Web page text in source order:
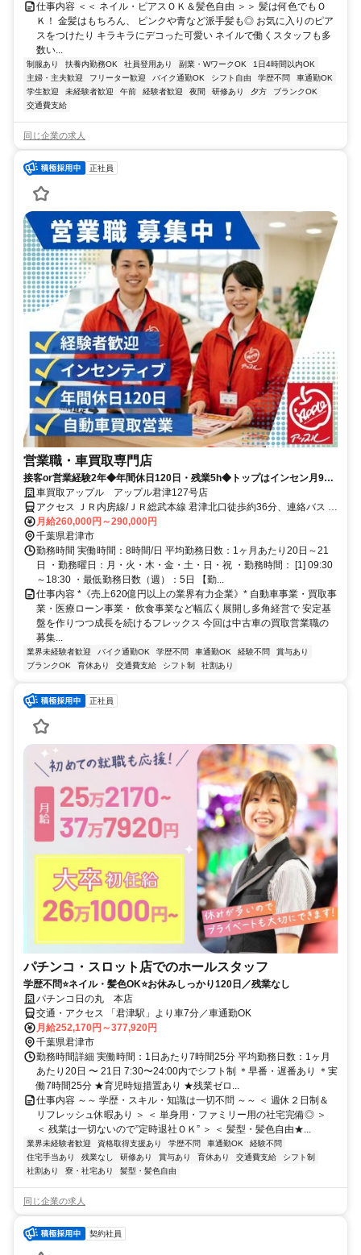
仕事内容 ＜＜ ネイル・ピアスＯＫ＆髪色自由 ＞＞ 髪は何色でもＯ
Ｋ！ 金髪はもちろん、 ピンクや青など派手髪も◎ お気に入りのピア
スをつけたり キラキラにデコった可愛い ネイルで働くスタッフも多
数い...
制服あり 扶養内勤務OK 社員登用あり 副業・WワークOK
1日4時間以内OK
主婦・主夫歓迎
フリーター歓迎 バイク通勤OK シフト自由 学歴不問
車通勤OK
学生歓迎
未経験者歓迎 午前 経験者歓迎 夜間 研修あり 夕方
ブランクOK
交通費支給
同じ企業の求人
正社員
営業職・車買取専門店
接客or営業経験2年◆年間休日120日・残業5h◆トップはインセン月90
万円◆100%反響型◆飛込みテレアポノルマなし
車買取アップル アップル君津127号店
アクセス ＪＲ内房線/ＪＲ総武本線 君津北口徒歩約36分、連絡バス 君
津北口徒歩約37分
月給260,000円～290,000円
千葉県君津市
勤務時間 実働時間：8時間/日 平均勤務日数：1ヶ月あたり20日～21
日 ・勤務曜日：月・火・木・金・土・日・祝 ・勤務時間： [1] 09:30
～18:30 ・最低勤務日数（週）：5日 【勤...
仕事内容 *《売上620億円以上の業界有力企業》* 自動車事業・買取事
業・医療ローン事業・ 飲食事業など幅広く展開し多角経営で 安定基
盤を作りつつ成長を続けるフレックス 今回は中古車の買取営業職の
募集...
業界未経験者歓迎 バイク通勤OK 学歴不問 車通勤OK 経験不問
賞与あり
ブランクOK
育休あり 交通費支給 シフト制 社割あり
正社員
パチンコ・スロット店でのホールスタッフ
学歴不問⭐ネイル・髪色OK⭐お休みしっかり120日／残業なし
パチンコ日の丸 本店
交通・アクセス 「君津駅」より車7分／車通勤OK
月給252,170円～377,920円
千葉県君津市
勤務時間詳細 実働時間：1日あたり7時間25分 平均勤務日数：1ヶ月
あたり20日 〜 21日 7:30〜24:00内でシフト制 ＊早番・遅番あり ＊実
働7時間25分 ★育児時短措置あり ★残業ゼロ...
仕事内容 ～～ 学歴・スキル・知識は一切不問 ～～ ＜ 週休２日制＆
リフレッシュ休暇あり ＞ ＜ 単身用・ファミリー用の社宅完備◎ ＞
＜ 残業は一切ないので”定時退社ＯＫ” ＞ ＜ 髪型・髪色自由★...
業界未経験者歓迎 資格取得支援あり 学歴不問 車通勤OK
経験不問
住宅手当あり
残業なし 研修あり 賞与あり 育休あり 交通費支給
シフト制
社割あり
寮・社宅あり 髪型・髪色自由
同じ企業の求人
契約社員